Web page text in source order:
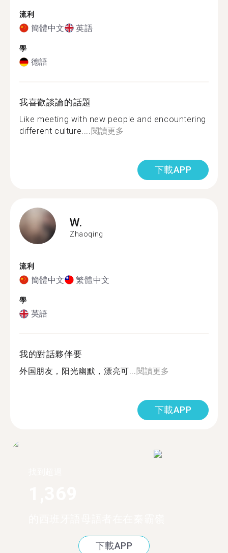
流利
簡體中文 英語
學
德語
我喜歡談論的話題
Like meeting with new people and encountering
different culture....閱讀更多
下載APP
W.
Zhaoqing
流利
簡體中文 繁體中文
學
英語
我的對話夥伴要
外国朋友，阳光幽默，漂亮可...閱讀更多
下載APP
下載APP